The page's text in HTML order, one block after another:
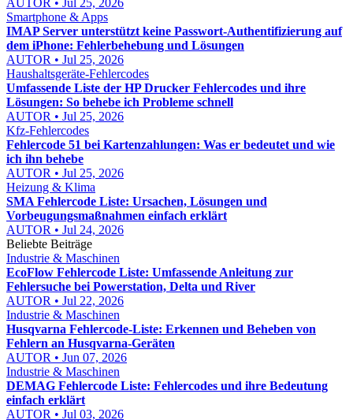
AUTOR • Jul 25, 2026
Smartphone & Apps
IMAP Server unterstützt keine Passwort-Authentifizierung auf
dem iPhone: Fehlerbehebung und Lösungen
AUTOR • Jul 25, 2026
Haushaltsgeräte-Fehlercodes
Umfassende Liste der HP Drucker Fehlercodes und ihre
Lösungen: So behebe ich Probleme schnell
AUTOR • Jul 25, 2026
Kfz-Fehlercodes
Fehlercode 51 bei Kartenzahlungen: Was er bedeutet und wie
ich ihn behebe
AUTOR • Jul 25, 2026
Heizung & Klima
SMA Fehlercode Liste: Ursachen, Lösungen und
Vorbeugungsmaßnahmen einfach erklärt
AUTOR • Jul 24, 2026
Beliebte Beiträge
Industrie & Maschinen
EcoFlow Fehlercode Liste: Umfassende Anleitung zur
Fehlersuche bei Powerstation, Delta und River
AUTOR • Jul 22, 2026
Industrie & Maschinen
Husqvarna Fehlercode-Liste: Erkennen und Beheben von
Fehlern an Husqvarna-Geräten
AUTOR • Jun 07, 2026
Industrie & Maschinen
DEMAG Fehlercode Liste: Fehlercodes und ihre Bedeutung
einfach erklärt
AUTOR • Jul 03, 2026